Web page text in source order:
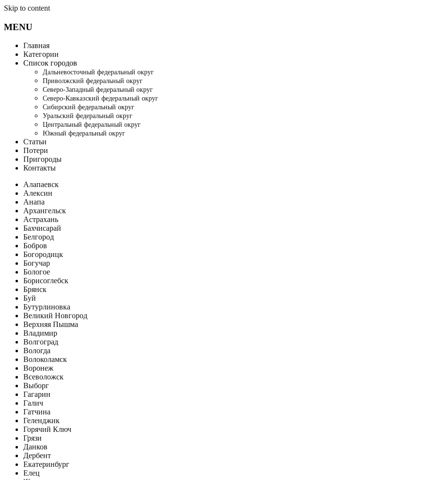
Skip to content
MENU
Главная
Категории
Список городов
Дальневосточный федеральный округ
Приволжский федеральный округ
Северо-Западный федеральный округ
Северо-Кавказский федеральный округ
Сибирский федеральный округ
Уральский федеральный округ
Центральный федеральный округ
Южный федеральный округ
Статьи
Потери
Пригороды
Контакты
Алапаевск
Алексин
Анапа
Архангельск
Астрахань
Бахчисарай
Белгород
Бобров
Богородицк
Богучар
Бологое
Борисоглебск
Брянск
Буй
Бутурлиновка
Великий Новгород
Верхняя Пышма
Владимир
Волгоград
Вологда
Волоколамск
Воронеж
Всеволожск
Выборг
Гагарин
Галич
Гатчина
Геленджик
Горячий Ключ
Грязи
Данков
Дербент
Екатеринбург
Елец